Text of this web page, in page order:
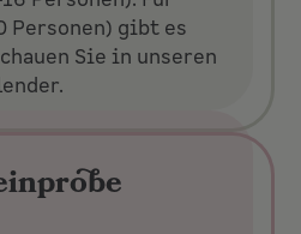
Personen) gibt es
Sie in unseren